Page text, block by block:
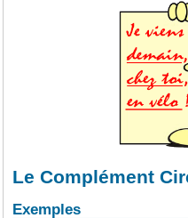
Le Complément
Exemples